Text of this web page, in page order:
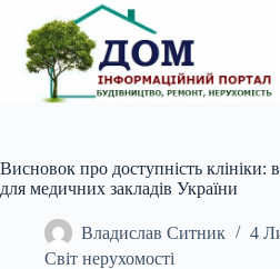
вмісту
Висновок про доступність
для медичних закладів України
Владислав Ситник
4
Світ нерухомості